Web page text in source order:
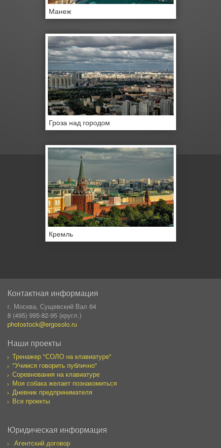
Манеж
Гроза над городом
Кремль
Контактная информация
г. Москва, Сущевский Вал 64
8 (495) 995-82-95 (кругл.)
photostock@ergosolo.ru
Наши проекты
Тренажер "СОЛО на клавиатуре"
"Учимся говорить публично"
Соревнования на клавиатуре
Моя собака желает познакомиться
Дневник предпринимателя
Все проекты
Юридическая информация
Агентский договор